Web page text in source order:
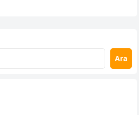
Ara